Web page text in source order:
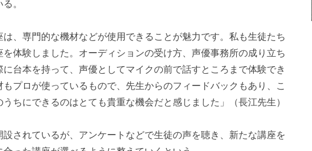
。
は、専門的な機材などが使用できることが魅力です。私も生徒たち
体験しました。オーディションの受け方、声優事務所の成り立ち
台本を持って、声優としてマイクの前で話すところまで体験でき
もプロが使っているもので、先生からのフィードバックもあり、こ
ちにできるのはとても貴重な機会だと感じました」（長江先生）
されているが、アンケートなどで生徒の声を聴き、新たな講座を